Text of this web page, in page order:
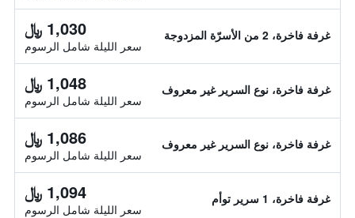
غرفة فاخرة، 2 من الأسرّة المزدوجة 1,030 ﷼
سعر الليلة شامل الرسوم
غرفة فاخرة، نوع السرير غير معروف 1,048 ﷼
سعر الليلة شامل الرسوم
غرفة فاخرة، نوع السرير غير معروف 1,086 ﷼
سعر الليلة شامل الرسوم
غرفة فاخرة، 1 سرير توأم 1,094 ﷼
سعر الليلة شامل الرسوم